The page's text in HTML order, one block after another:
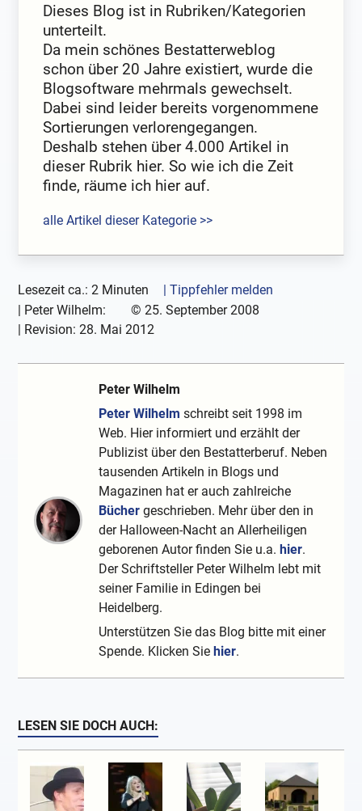
Dieses Blog ist in Rubriken/Kategorien
unterteilt.
Da mein schönes Bestatterweblog
schon über 20 Jahre existiert, wurde die
Blogsoftware mehrmals gewechselt.
Dabei sind leider bereits vorgenommene
Sortierungen verlorengegangen.
Deshalb stehen über 4.000 Artikel in
dieser Rubrik hier. So wie ich die Zeit
finde, räume ich hier auf.
alle Artikel dieser Kategorie >>
Lesezeit ca.: 2 Minuten
| Tippfehler melden
| Peter Wilhelm: © 25. September 2008
| Revision:28. Mai 2012
Peter Wilhelm
Peter Wilhelm schreibt seit 1998 im
Web. Hier informiert und erzählt der
Publizist über den Bestatterberuf. Neben
tausenden Artikeln in Blogs und
Magazinen hat er auch zahlreiche
Bücher geschrieben. Mehr über den in
der Halloween-Nacht an Allerheiligen
geborenen Autor finden Sie u.a.hier.
Der Schriftsteller Peter Wilhelm lebt mit
seiner Familie in Edingen bei
Heidelberg.
Unterstützen Sie das Blog bitte mit einer
Spende. Klicken Siehier.
LESEN SIE DOCH AUCH: